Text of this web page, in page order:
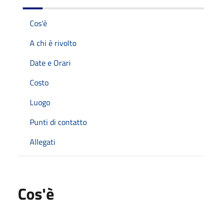
Cos'è
A chi è rivolto
Date e Orari
Costo
Luogo
Punti di contatto
Allegati
Cos'è